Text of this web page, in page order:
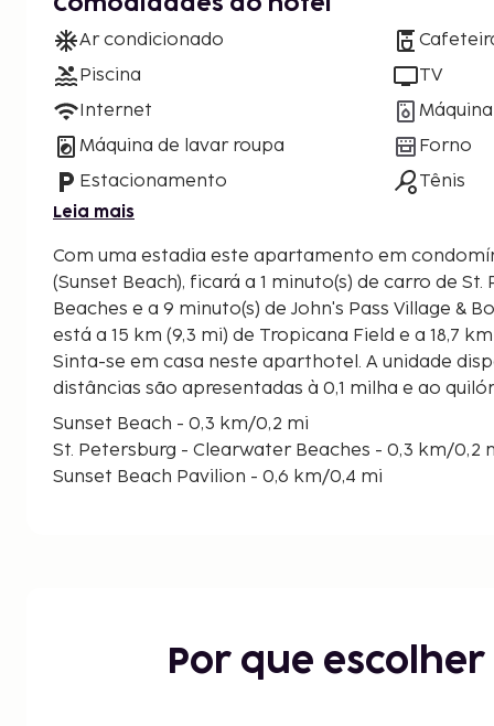
Comodidades do hotel
Ar condicionado
Piscina
Internet
Máquina de lavar roupa
Estacionamento
TV
Forno
Tênis
Leia mais
Com uma estadia este apartamento em
(Sunset Beach), ficará a 1 minuto(s) de carro de
Beaches e a 9 minuto(s) de John's Pass Village & Boardwalk.
está a 15 km (9,3 mi) de Tropicana Field e a 18,7 km
Sinta-se em casa neste aparthotel. A unidade
distâncias são apresentadas à 0,1 milha e ao
Sunset Beach - 0,3 km/0,2 mi
St. Petersburg - Clearwater Beaches - 0,3 km/0,2
Sunset Beach Pavilion - 0,6 km/0,4 mi
Madeira Beach - 6,1 km/3,8 mi
Por que escolher